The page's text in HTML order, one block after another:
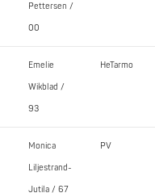
Pettersen /
00
Emelie
Wikblad /
93
HeTarmo
Monica
Liljestrand-
Jutila / 67
PV